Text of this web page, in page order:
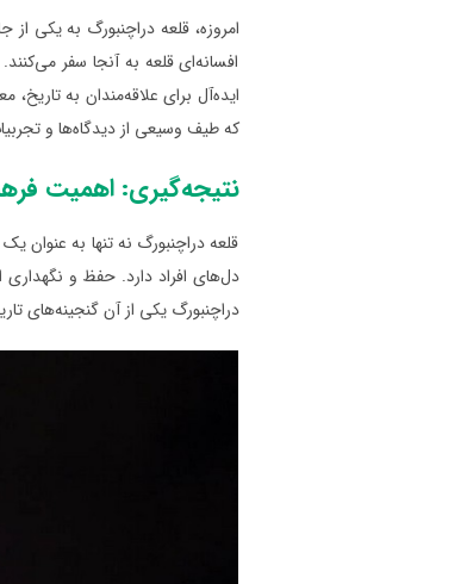
امروزه، قلعه دراچنبورگ به یکی
افسانه‌ای قلعه به آنجا سفر
ایده‌آل برای علاقه‌مندان به
که طیف وسیعی از دیدگاه‌ها و
نتیجه‌گیری: اهمیت
قلعه دراچنبورگ نه تنها به عنوان
دل‌های افراد دارد. حفظ و نگهداری
دراچنبورگ یکی از آن گنجینه‌های